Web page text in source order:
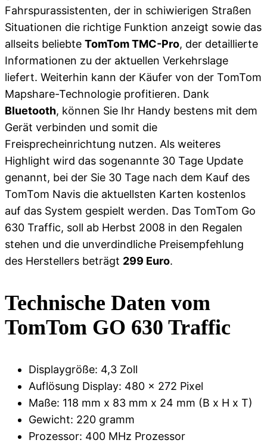
Fahrspurassistenten, der in schiwierigen Straßen
Situationen die richtige Funktion anzeigt sowie das
allseits beliebte TomTom TMC-Pro, der detaillierte
Informationen zu der aktuellen Verkehrslage
liefert. Weiterhin kann der Käufer von der TomTom
Mapshare-Technologie profitieren. Dank
Bluetooth, können Sie Ihr Handy bestens mit dem
Gerät verbinden und somit die
Freisprecheinrichtung nutzen. Als weiteres
Highlight wird das sogenannte 30 Tage Update
genannt, bei der Sie 30 Tage nach dem Kauf des
TomTom Navis die aktuellsten Karten kostenlos
auf das System gespielt werden. Das TomTom Go
630 Traffic, soll ab Herbst 2008 in den Regalen
stehen und die unverdindliche Preisempfehlung
des Herstellers beträgt 299 Euro.
Technische Daten vom
TomTom GO 630 Traffic
Displaygröße: 4,3 Zoll
Auflösung Display: 480 x 272 Pixel
Maße: 118 mm x 83 mm x 24 mm (B x H x T)
Gewicht: 220 gramm
Prozessor: 400 MHz Prozessor